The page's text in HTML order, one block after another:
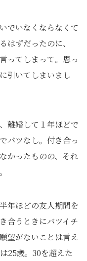
でいなくならなくて
はずだったのに、
ってしまって。思っ
引いてしまいまし
離婚して１年ほどで
バツなし。付き合っ
かったものの、それ
年ほどの友人期間を
合うときにバツイチ
望がないことは言え
25歳。30を超えた